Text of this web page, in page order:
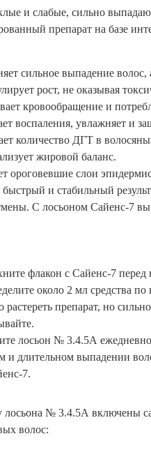
и слабые, сильно
препарат на базе
сильное выпадение
рост, не оказывая
кровообращение и
воспаления, увлажняет и
количество ДГТ в
жировой баланс.
ороговевшие слои
быстрый и стабильный
С лосьоном Сайенс-7 вы
флакон с Сайенс-7 перед
около 2 мл средства
растереть препарат, но
лосьон № 3.4.5А
и длительном выпадении
7.
лосьона № 3.4.5А включены
волос: